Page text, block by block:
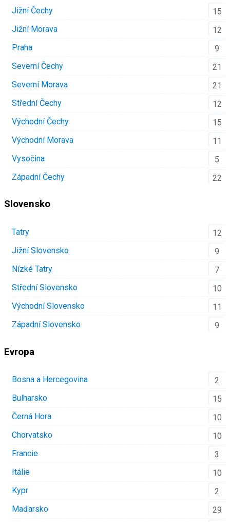
Jižní Čechy
15
Jižní Morava
12
Praha
9
Severní Čechy
21
Severní Morava
21
Střední Čechy
12
Východní Čechy
15
Východní Morava
11
Vysočina
5
Západní Čechy
22
Slovensko
Tatry
12
Jižní Slovensko
9
Nízké Tatry
7
Střední Slovensko
10
Východní Slovensko
11
Západní Slovensko
9
Evropa
Bosna a Hercegovina
2
Bulharsko
15
Černá Hora
10
Chorvatsko
10
Francie
3
Itálie
10
Kypr
2
Maďarsko
29